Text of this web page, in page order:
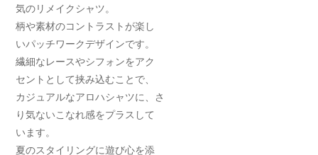
気のリメイクシャツ。
柄や素材のコントラストが楽し
いパッチワークデザインです。
繊細なレースやシフォンをアク
セントとして挟み込むことで、
カジュアルなアロハシャツに、さ
り気ないこなれ感をプラスして
います。
夏のスタイリングに遊び心を添